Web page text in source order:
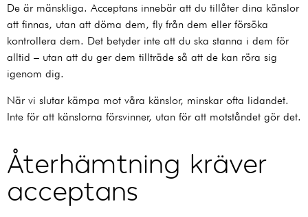
De är mänskliga. Acceptans innebär att du tillåter dina känslor
att finnas, utan att döma dem, fly från dem eller försöka
kontrollera dem. Det betyder inte att du ska stanna i dem för
alltid – utan att du ger dem tillträde så att de kan röra sig
igenom dig.
När vi slutar kämpa mot våra känslor, minskar ofta lidandet.
Inte för att känslorna försvinner, utan för att motståndet gör det.
Återhämtning kräver
acceptans